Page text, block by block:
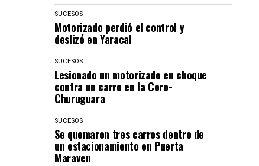
SUCESOS
Motorizado perdió el control y
deslizó en Yaracal
SUCESOS
Lesionado un motorizado en choque
contra un carro en la Coro-
Churuguara
SUCESOS
Se quemaron tres carros dentro de
un estacionamiento en Puerta
Maraven